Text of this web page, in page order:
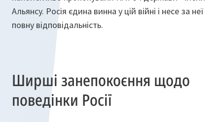
Альянсу. Росія єдина винна у цій війні і несе за неї
повну відповідальність.
Ширші занепокоєння щодо
поведінки Росії